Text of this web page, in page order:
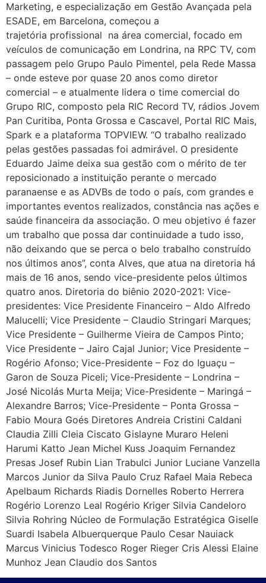
Marketing, e especialização em Gestão Avançada pela
ESADE, em Barcelona, começou a
trajetória profissional na área comercial, focado em
veículos de comunicação em Londrina, na RPC TV, com
passagem pelo Grupo Paulo Pimentel, pela Rede Massa
– onde esteve por quase 20 anos como diretor
comercial – e atualmente lidera o time comercial do
Grupo RIC, composto pela RIC Record TV, rádios Jovem
Pan Curitiba, Ponta Grossa e Cascavel, Portal RIC Mais,
Spark e a plataforma TOPVIEW. “O trabalho realizado
pelas gestões passadas foi admirável. O presidente
Eduardo Jaime deixa sua gestão com o mérito de ter
reposicionado a instituição perante o mercado
paranaense e as ADVBs de todo o país, com grandes e
importantes eventos realizados, constância nas ações e
saúde financeira da associação. O meu objetivo é fazer
um trabalho que possa dar continuidade a tudo isso,
não deixando que se perca o belo trabalho construído
nos últimos anos”, conta Alves, que atua na diretoria há
mais de 16 anos, sendo vice-presidente pelos últimos
quatro anos. Diretoria do biênio 2020-2021: Vice-
presidentes: Vice Presidente Financeiro – Aldo Alfredo
Malucelli; Vice Presidente – Claudio Stringari Marques;
Vice Presidente – Guilherme Vieira de Campos Pinto;
Vice Presidente – Jairo Cajal Junior; Vice Presidente –
Rogério Afonso; Vice-Presidente – Foz do Iguaçu –
Garon de Souza Piceli; Vice-Presidente – Londrina –
José Nicolás Murta Meija; Vice-Presidente – Maringá –
Alexandre Barros; Vice-Presidente – Ponta Grossa –
Fabio Moura Goés Diretores Andreia Cristini Caldani
Claudia Zilli Cleia Ciscato Gislayne Muraro Heleni
Harumi Katto Jean Michel Kuss Joaquim Fernandez
Presas Josef Rubin Lian Trabulci Junior Luciane Vanzella
Marcos Junior da Silva Paulo Cruz Rafael Maia Rebeca
Apelbaum Richards Riadis Dornelles Roberto Herrera
Rogério Lorenzo Leal Rogério Kriger Silvia Candeloro
Silvia Rohring Núcleo de Formulação Estratégica Giselle
Suardi Isabela Albuerquerque Paulo Cesar Nauiack
Marcus Vinicius Todesco Roger Rieger Cris Alessi Elaine
Munhoz Jean Claudio dos Santos